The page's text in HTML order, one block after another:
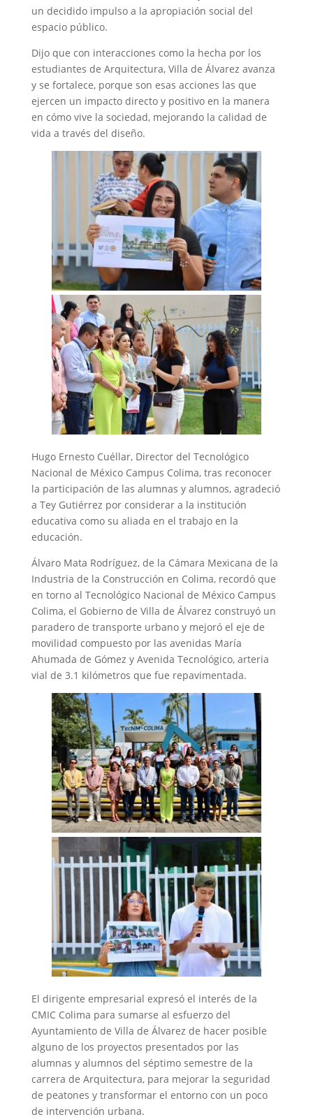
un decidido impulso a la apropiación social del
espacio público.
‎Dijo que con interacciones como la hecha por los
estudiantes de Arquitectura, Villa de Álvarez avanza
y se fortalece, porque son esas acciones las que
ejercen un impacto directo y positivo en la manera
en cómo vive la sociedad, mejorando la calidad de
vida a través del diseño.
‎Hugo Ernesto Cuéllar, Director del Tecnológico
Nacional de México Campus Colima, tras reconocer
la participación de las alumnas y alumnos, agradeció
a Tey Gutiérrez por considerar a la institución
educativa como su aliada en el trabajo en la
educación.
‎Álvaro Mata Rodríguez, de la Cámara Mexicana de la
Industria de la Construcción en Colima, recordó que
en torno al Tecnológico Nacional de México Campus
Colima, el Gobierno de Villa de Álvarez construyó un
paradero de transporte urbano y mejoró el eje de
movilidad compuesto por las avenidas María
Ahumada de Gómez y Avenida Tecnológico, arteria
vial de 3.1 kilómetros que fue repavimentada.
‎El dirigente empresarial expresó el interés de la
CMIC Colima para sumarse al esfuerzo del
Ayuntamiento de Villa de Álvarez de hacer posible
alguno de los proyectos presentados por las
alumnas y alumnos del séptimo semestre de la
carrera de Arquitectura, para mejorar la seguridad
de peatones y transformar el entorno con un poco
de intervención urbana.